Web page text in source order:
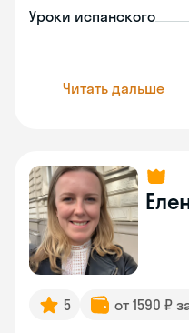
Уроки испанского
Читать дальше
5 от 1590 ₽